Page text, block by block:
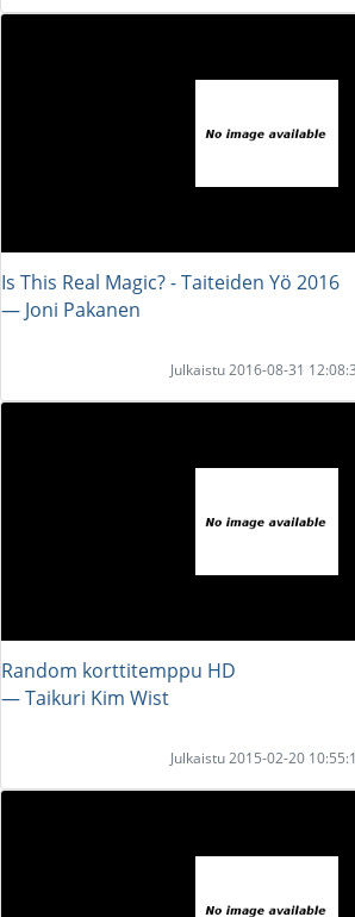
Is This Real Magic? - Taiteiden Yö 2016
― Joni Pakanen
Julkaistu 2016-08-31
Random korttitemppu HD
― Taikuri Kim Wist
Julkaistu 2015-02-20